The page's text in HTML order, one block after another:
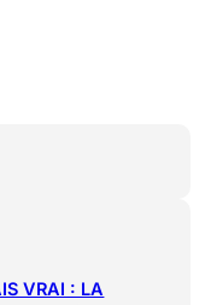
VRAI : LA